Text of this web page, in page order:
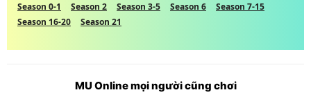
Season 0-1 Season 2 Season 3-5 Season 6
Season 7-15
Season 16-20
Season 21
MU Online mọi người cũng chơi